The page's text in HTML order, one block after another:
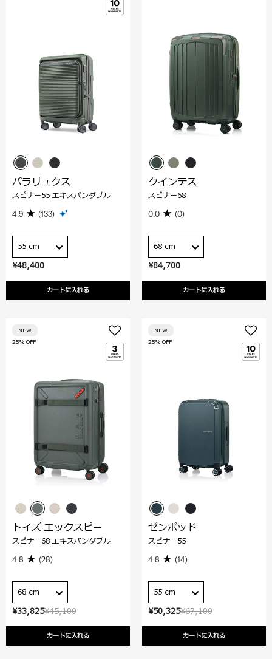
¥48,400
カートに入れる
パラリュクス
スピナー55 エキスパンダブル
4.9 (133)
55 cm
¥84,700
カートに入れる
クインテス
スピナー68
0.0 (0)
68 cm
¥45,100
¥33,825
カートに入れる
25% OFF
NEW
トイズ エックスピー
スピナー68 エキスパンダブル
4.8 (28)
68 cm
¥67,100
¥50,325
カートに入れる
25% OFF
NEW
ゼンポッド
スピナー55
4.8 (14)
55 cm